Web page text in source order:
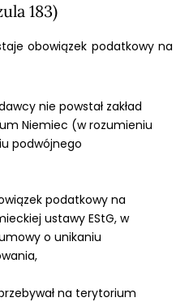
183)
obowiązek podatkowy na
nie powstał zakład
Niemiec (w rozumieniu
podwójnego
podatkowy na
ustawy EStG, w
o unikaniu
na terytorium